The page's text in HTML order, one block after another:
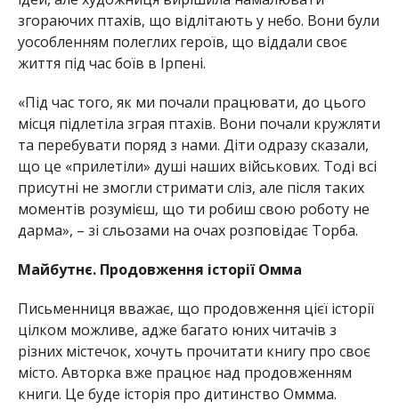
згораючих птахів, що відлітають у небо. Вони були
уособленням полеглих героїв, що віддали своє
життя під час боїв в Ірпені.
«Під час того, як ми почали працювати, до цього
місця підлетіла зграя птахів. Вони почали кружляти
та перебувати поряд з нами. Діти одразу сказали,
що це «прилетіли» душі наших військових. Тоді всі
присутні не змогли стримати сліз, але після таких
моментів розумієш, що ти робиш свою роботу не
дарма», – зі сльозами на очах розповідає Торба.
Майбутнє. Продовження історії Омма
Письменниця вважає, що продовження цієї історії
цілком можливе, адже багато юних читачів з
різних містечок, хочуть прочитати книгу про своє
місто. Авторка вже працює над продовженням
книги. Це буде історія про дитинство Оммма.